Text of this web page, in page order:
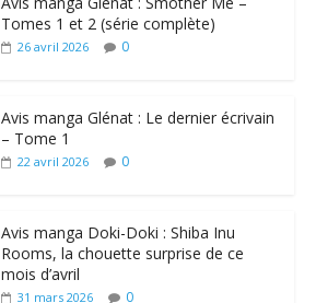
Tomes 1 et 2 (série complète)
26 avril 2026 0
Avis manga Glénat : Le dernier écrivain
– Tome 1
22 avril 2026 0
Avis manga Doki-Doki : Shiba Inu
Rooms, la chouette surprise de ce
mois d’avril
31 mars 2026 0